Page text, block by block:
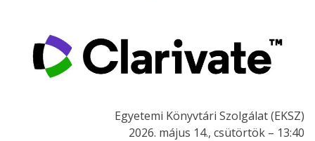
Egyetemi Könyvtári Szolgálat (EKSZ)
2026. május 14., csütörtök – 13:40